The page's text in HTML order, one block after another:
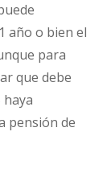
año o bien el
para
que debe
pensión de